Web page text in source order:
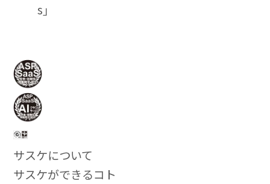
s」
サスケについて
サスケができるコト